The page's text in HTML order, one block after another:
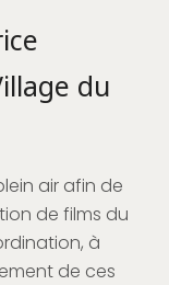
du
air afin de
de films du
à
de ces